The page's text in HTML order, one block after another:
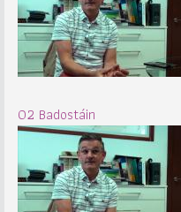
02 Badostáin